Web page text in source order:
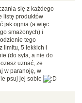
się z każdego
listę produktów
jak ognia (a więc
smażonych) i
tego
limitu, 5 lekkich i
(do syta, a nie do
uznać, że
w paranoję, w
psuj jej sobie